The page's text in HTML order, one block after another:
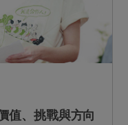
值、挑戰與方向